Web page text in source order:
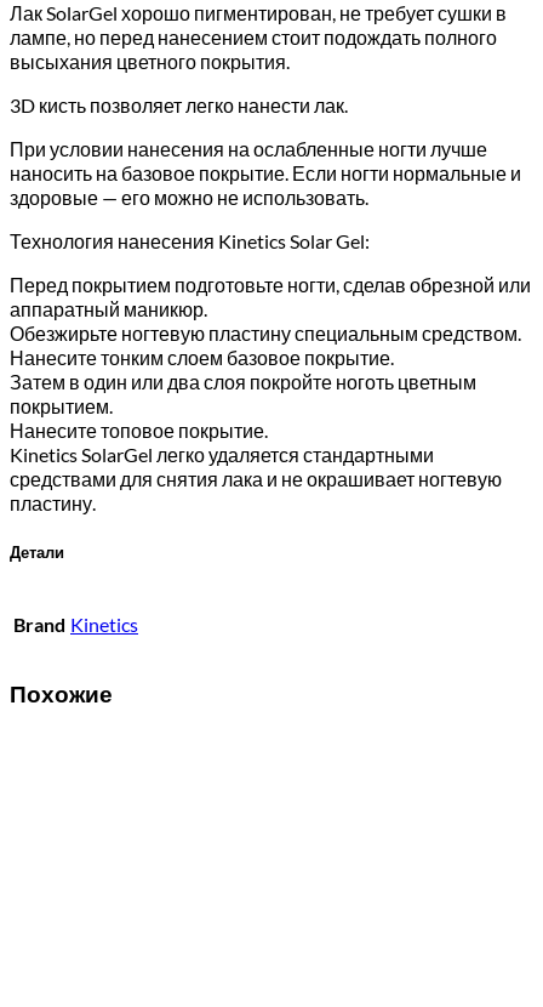
Лак SolarGel хорошо пигментирован, не требует сушки в
лампе, но перед нанесением стоит подождать полного
высыхания цветного покрытия.
3D кисть позволяет легко нанести лак.
При условии нанесения на ослабленные ногти лучше
наносить на базовое покрытие. Если ногти нормальные и
здоровые — его можно не использовать.
Технология нанесения Kinetics Solar Gel:
Перед покрытием подготовьте ногти, сделав обрезной или
аппаратный маникюр.
Обезжирьте ногтевую пластину специальным средством.
Нанесите тонким слоем базовое покрытие.
Затем в один или два слоя покройте ноготь цветным
покрытием.
Нанесите топовое покрытие.
Kinetics SolarGel легко удаляется стандартными
средствами для снятия лака и не окрашивает ногтевую
пластину.
Детали
Brand Kinetics
Похожие